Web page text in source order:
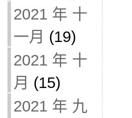
2021 年 十
一月 (19)
2021 年 十
月 (15)
2021 年 九